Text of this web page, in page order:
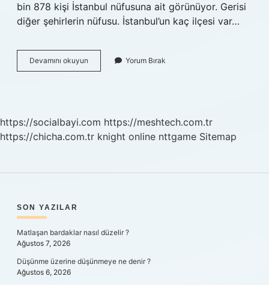
bin 878 kişi İstanbul nüfusuna ait görünüyor. Gerisi
diğer şehirlerin nüfusu. İstanbul’un kaç ilçesi var…
Devamını okuyun İStanbulun
Nüfusu
Yorum Bırak
https://socialbayi.com https://meshtech.com.tr
https://chicha.com.tr knight online nttgame Sitemap
SIDEBAR
SON YAZILAR
Matlaşan bardaklar nasıl düzelir ?
Ağustos 7, 2026
Düşünme üzerine düşünmeye ne denir ?
Ağustos 6, 2026